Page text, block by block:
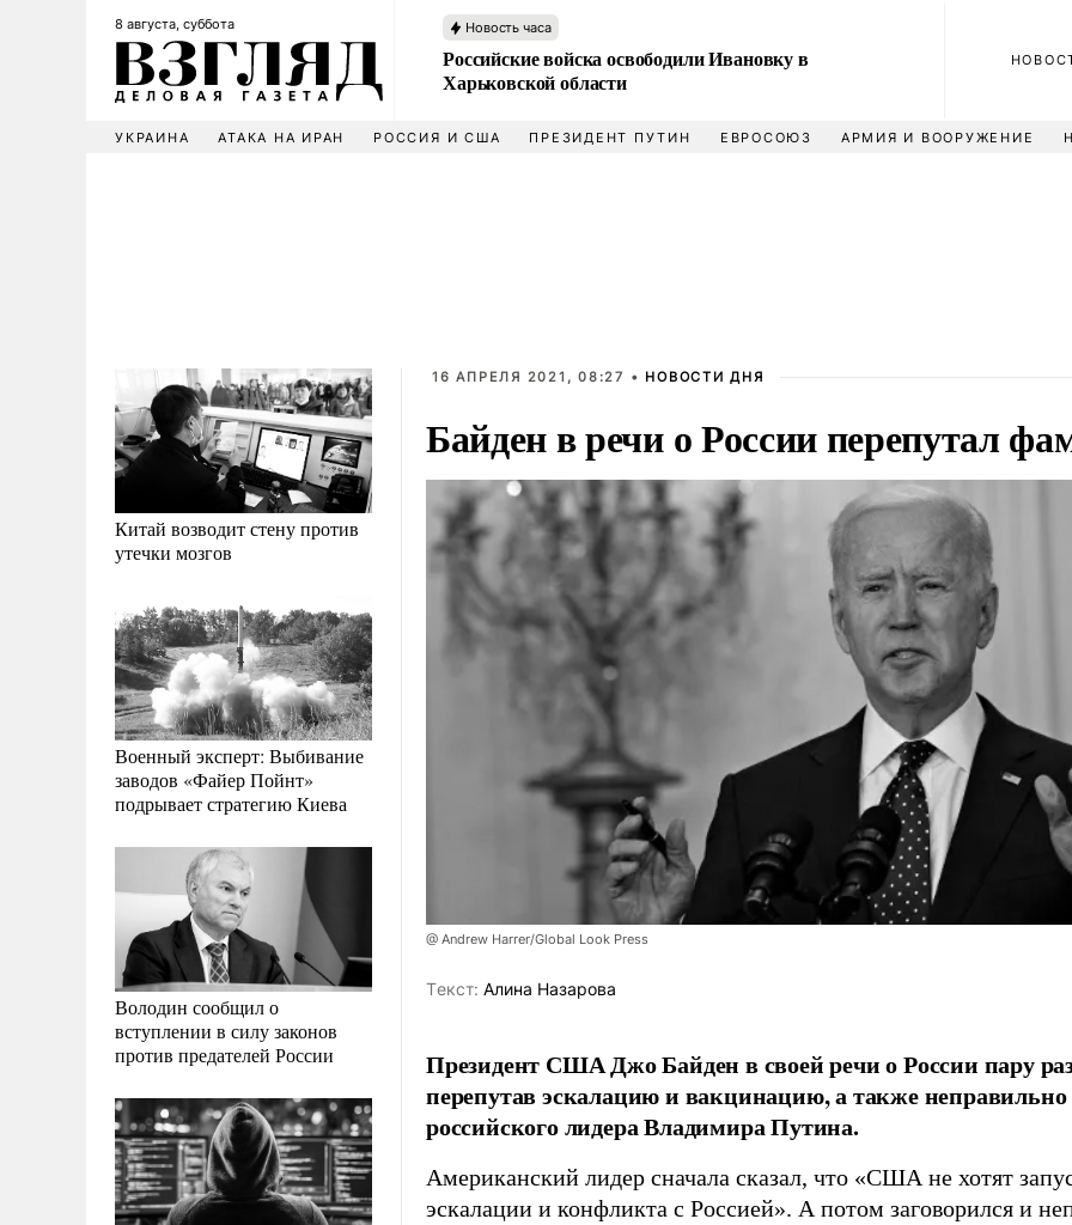
8 августа, суббота Новость часа
Российские войска освободили Ивановку в
Харьковской области
УКРАИНА АТАКА НА ИРАН РОССИЯ И США ПРЕЗИДЕНТ ПУТИН ЕВРОСОЮЗ АРМИЯ И ВООРУЖЕНИЕ
Китай возводит стену против
утечки мозгов
Военный эксперт: Выбивание
заводов «Файер Пойнт»
подрывает стратегию Киева
Володин сообщил о
вступлении в силу законов
против предателей России
16 АПРЕЛЯ 2021, 08:27 • НОВОСТИ ДНЯ
Байден в речи о России перепутал
@ Andrew Harrer/Global Look Press
Tекст: Алина Назарова
Президент США Джо Байден в своей речи о России пару
перепутав эскалацию и вакцинацию, а также
российского лидера Владимира Путина.
Американский лидер сначала сказал, что «США не хотят
эскалации и конфликта с Россией». А потом заговорился и